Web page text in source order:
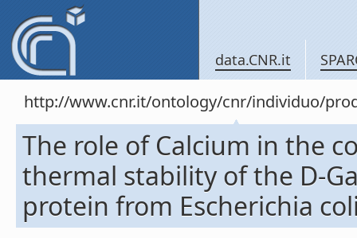
data.CNR.it
http://www.cnr.it/ontology/cnr/individuo/
The role of Calcium in the
thermal stability of the D-
protein from Escherichia